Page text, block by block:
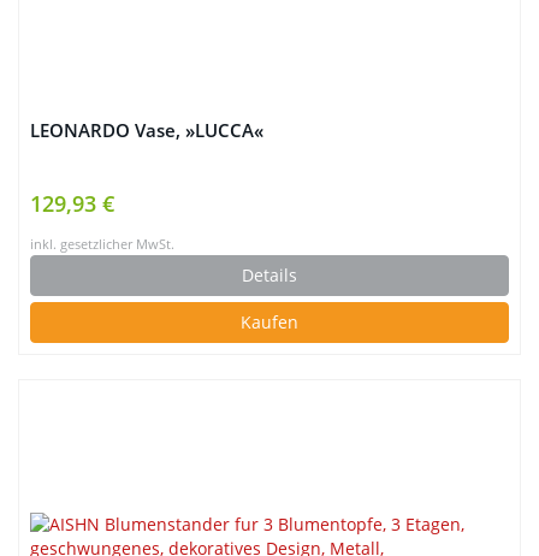
LEONARDO Vase, »LUCCA«
129,93 €
inkl. gesetzlicher MwSt.
Details
Kaufen